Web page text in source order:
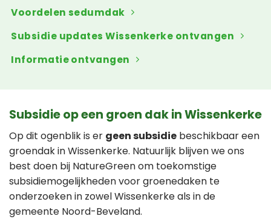
Voordelen sedumdak
Subsidie updates Wissenkerke ontvangen
Informatie ontvangen
Subsidie op een groen dak in Wissenkerke
Op dit ogenblik is er geen subsidie beschikbaar een
groendak in Wissenkerke. Natuurlijk blijven we ons
best doen bij NatureGreen om toekomstige
subsidiemogelijkheden voor groenedaken te
onderzoeken in zowel Wissenkerke als in de
gemeente Noord-Beveland.